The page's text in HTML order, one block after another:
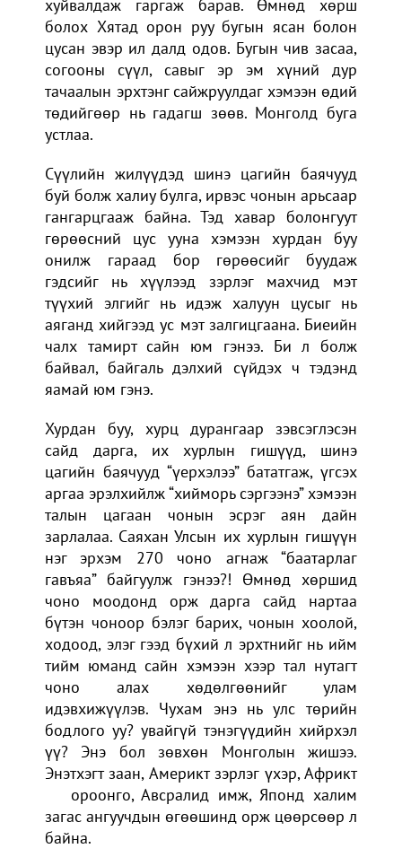
хуйвалдаж гаргаж барав. Өмнөд хөрш
болох Хятад орон руу бугын ясан болон
цусан эвэр ил далд одов. Бугын чив засаа,
согооны сүүл, савыг эр эм хүний дур
тачаалын эрхтэнг сайжруулдаг хэмээн өдий
төдийгөөр нь гадагш зөөв. Монголд буга
устлаа.
Сүүлийн жилүүдэд шинэ цагийн баячууд
буй болж халиу булга, ирвэс чонын арьсаар
гангарцгааж байна. Тэд хавар болонгуут
гөрөөсний цус ууна хэмээн хурдан буу
онилж гараад бор гөрөөсийг буудаж
гэдсийг нь хүүлээд зэрлэг махчид мэт
түүхий элгийг нь идэж халуун цусыг нь
аяганд хийгээд ус мэт залгицгаана. Биеийн
чалх тамирт сайн юм гэнээ. Би л болж
байвал, байгаль дэлхий сүйдэх ч тэдэнд
яамай юм гэнэ.
Хурдан буу, хурц дурангаар зэвсэглэсэн
сайд дарга, их хурлын гишүүд, шинэ
цагийн баячууд “үерхэлээ” бататгаж, үгсэх
аргаа эрэлхийлж “хийморь сэргээнэ” хэмээн
талын цагаан чонын эсрэг аян дайн
зарлалаа. Саяхан Улсын их хурлын гишүүн
нэг эрхэм 270 чоно агнаж “баатарлаг
гавъяа” байгуулж гэнээ?! Өмнөд хөршид
чоно моодонд орж дарга сайд нартаа
бүтэн чоноор бэлэг барих, чонын хоолой,
ходоод, элэг гээд бүхий л эрхтнийг нь ийм
тийм юманд сайн хэмээн хээр тал нутагт
чоно алах хөдөлгөөнийг улам
идэвхижүүлэв. Чухам энэ нь улс төрийн
бодлого уу? увайгүй тэнэгүүдийн хийрхэл
үү? Энэ бол зөвхөн Монголын жишээ.
Энэтхэгт заан, Америкт зэрлэг үхэр, Африкт
ороонго, Авсралид имж, Японд халим
загас ангуучдын өгөөшинд орж цөөрсөөр л
байна.